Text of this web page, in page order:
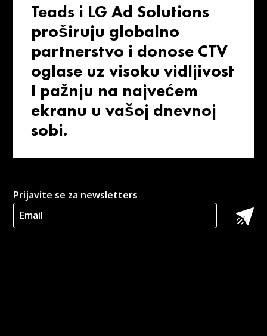
Teads i LG Ad Solutions
proširuju globalno
partnerstvo i donose CTV
oglase uz visoku vidljivost
I pažnju na najvećem
ekranu u vašoj dnevnoj
sobi.
Prijavite se za newsletters